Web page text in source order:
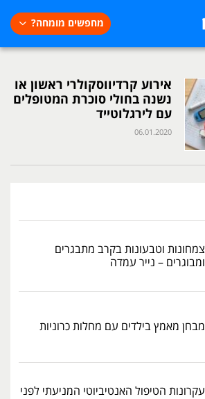
מחפשים מומחה?
אירוע קרדיווסקולרי ראשון או
נשנה בחולי סוכרת המטופלים
עם לירגלוטייד
06.01.2020
צמחונות וטבעונות בקרב מתבגרים
ומבוגרים – נייר עמדה
מבחן מאמץ בילדים עם מחלות כרוניות
עקרונות הטיפול האנטיביוטי המניעתי לפני